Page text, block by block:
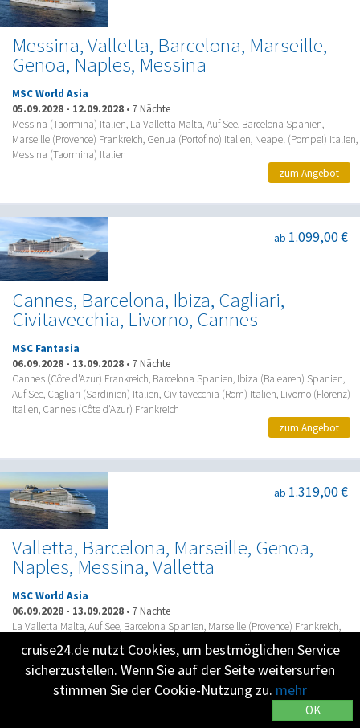
Messina, Valletta, Barcelona, Marseille,
Genoa, Naples, Messina
MSC World Asia
05.09.2028 - 12.09.2028 • 7 Nächte
Messina (Taormina) Italien, La Valletta Malta, Auf See, Barcelona Spanien,
Marseille (Provence) Frankreich, Genua (Portofino) Italien, Neapel (Pompei) Italien,
Messina (Taormina) Italien
zum Angebot
Cannes, Barcelona, Ibiza, Cagliari,
Civitavecchia, Livorno, Cannes
ab 1.099,00 €
MSC Fantasia
06.09.2028 - 13.09.2028 • 7 Nächte
Cannes (Côte d'Azur) Frankreich, Barcelona Spanien, Ibiza (Balearen) Spanien,
Auf See, Cagliari (Sardinien) Italien, Civitavecchia (Rom) Italien, Livorno (Florenz)
Italien, Cannes (Côte d'Azur) Frankreich
zum Angebot
Valletta, Barcelona, Marseille, Genoa,
Naples, Messina, Valletta
ab 1.319,00 €
MSC World Asia
06.09.2028 - 13.09.2028 • 7 Nächte
La Valletta Malta, Auf See, Barcelona Spanien, Marseille (Provence) Frankreich,
Genua (Portofino) Italien, Neapel (Pompei) Italien, Messina (Taormina) Italien, La
Valletta Malta
zum Angebot
cruise24.de nutzt Cookies, um bestmöglichen Service
sicherzustellen. Wenn Sie auf der Seite weitersurfen
stimmen Sie der Cookie-Nutzung zu. mehr
OK